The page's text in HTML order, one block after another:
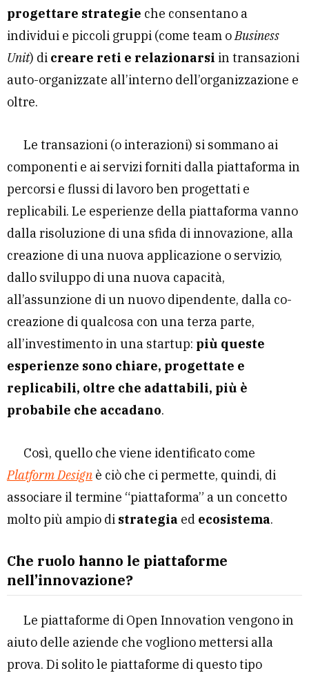
progettare strategie che consentano a
individui e piccoli gruppi (come team oBusiness
Unit) di creare reti e relazionarsi in transazioni
auto-organizzate all’interno dell’organizzazione e
oltre.
Le transazioni (o interazioni) si sommano ai
componenti e ai servizi forniti dalla piattaforma in
percorsi e flussi di lavoro ben progettati e
replicabili. Le esperienze della piattaforma vanno
dalla risoluzione di una sfida di innovazione, alla
creazione di una nuova applicazione o servizio,
dallo sviluppo di una nuova capacità,
all’assunzione di un nuovo dipendente, dalla co-
creazione di qualcosa con una terza parte,
all’investimento in una startup: più queste
esperienze sono chiare, progettate e
replicabili, oltre che adattabili, più è
probabile che accadano.
Così, quello che viene identificato come
Platform Design è ciò che ci permette, quindi, di
associare il termine “piattaforma” a un concetto
molto più ampio di strategia ed ecosistema.
Che ruolo hanno le piattaforme
nell’innovazione?
Le piattaforme di Open Innovation vengono in
aiuto delle aziende che vogliono mettersi alla
prova. Di solito le piattaforme di questo tipo